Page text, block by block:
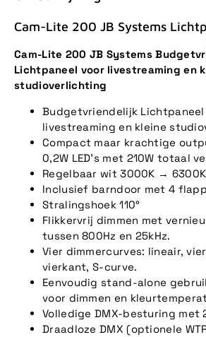
Cam-Lite 200 JB Systems
Cam-Lite 200 JB Systems
Lichtpaneel voor livestreaming en
studioverlichting
Budgetvriendelijk Lichtpaneel
livestreaming en kleine
Compact maar krachtige
0,2W LED's met 210W totaal
Regelbaar wit 3000K → 6300K
Inclusief barndoor met 4
Stralingshoek 110°
Flikkervrij dimmen met
tussen 800Hz en 25kHz.
Vier dimmercurves: lineair,
vierkant, S-curve.
Eenvoudig stand-alone
voor dimmen en
Volledige DMX-besturing met
Draadloze DMX (optionele